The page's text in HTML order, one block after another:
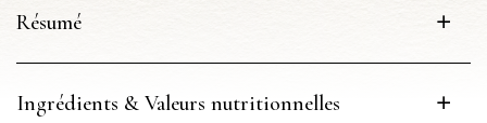
Résumé
Ingrédients & Valeurs nutritionnelles